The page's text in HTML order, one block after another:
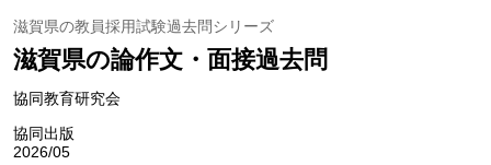
滋賀県の教員採用試験過去問シリーズ
滋賀県の論作文・面接過去問
協同教育研究会
協同出版
2026/05